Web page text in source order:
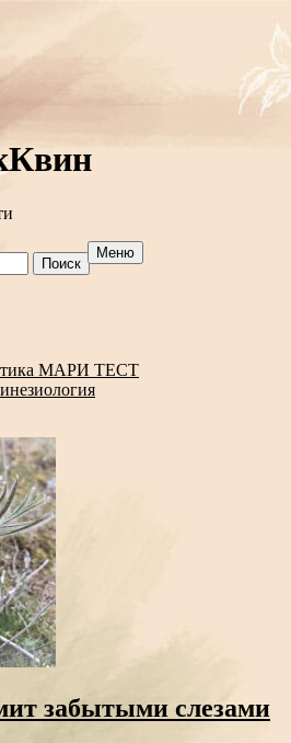
Меню
МАРИ ТЕСТ
забытыми слезами